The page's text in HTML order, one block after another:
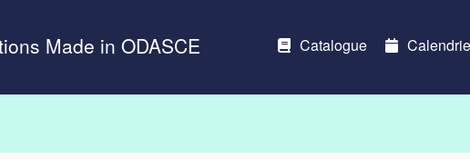
Made in ODASCE Catalogue